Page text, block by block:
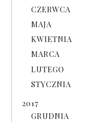
CZERWCA
MAJA
KWIETNIA
MARCA
LUTEGO
STYCZNIA
2017
GRUDNIA